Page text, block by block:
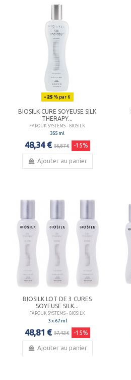
- 25% par 6
BIOSILK CURE SOYEUSE SILK
THERAPY...
FAROUK SYSTEMS - BIOSILK
355 ml
48,34 € 56,87 € -15%
Ajouter au panier
BIOSILK LOT DE 3 CURES
SOYEUSE SILK...
FAROUK SYSTEMS - BIOSILK
3 x 67 ml
48,81 € 57,42 € -15%
Ajouter au panier